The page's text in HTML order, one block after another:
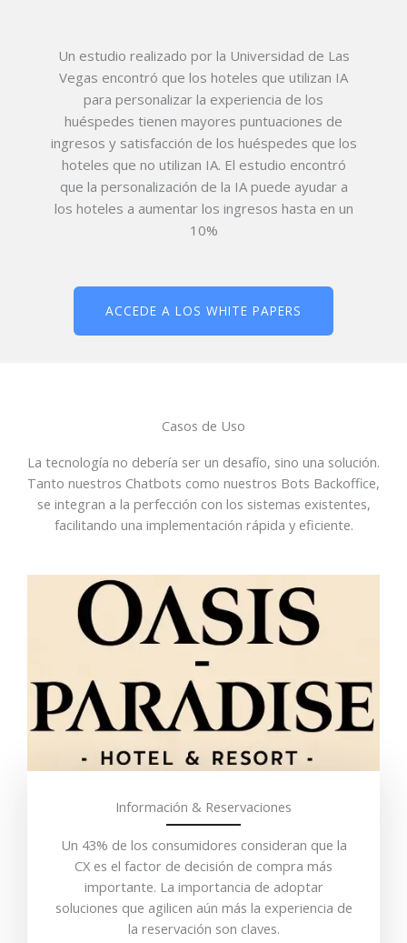
Un estudio realizado por la Universidad de Las
Vegas encontró que los hoteles que utilizan IA
para personalizar la experiencia de los
huéspedes tienen mayores puntuaciones de
ingresos y satisfacción de los huéspedes que los
hoteles que no utilizan IA. El estudio encontró
que la personalización de la IA puede ayudar a
los hoteles a aumentar los ingresos hasta en un
10%
ACCEDE A LOS WHITE PAPERS
Casos de Uso
La tecnología no debería ser un desafío, sino una solución.
Tanto nuestros Chatbots como nuestros Bots Backoffice,
se integran a la perfección con los sistemas existentes,
facilitando una implementación rápida y eficiente.
Información & Reservaciones
Un 43% de los consumidores consideran que la
CX es el factor de decisión de compra más
importante. La importancia de adoptar
soluciones que agilicen aún más la experiencia de
la reservación son claves.